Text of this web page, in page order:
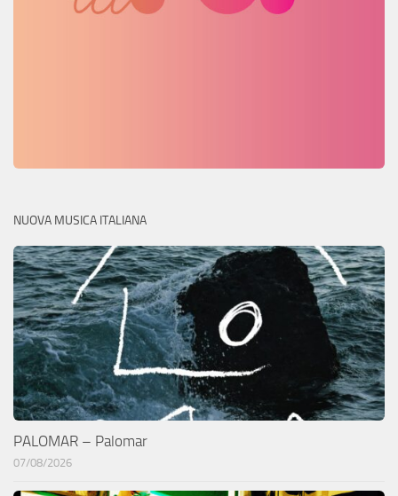
NUOVA MUSICA ITALIANA
PALOMAR – Palomar
07/08/2026